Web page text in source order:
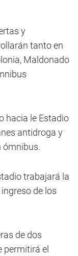
y
tanto en
Maldonado
hacia le Estadio
antidroga y
ómnibus.
trabajará la
de los
de dos
permitirá el